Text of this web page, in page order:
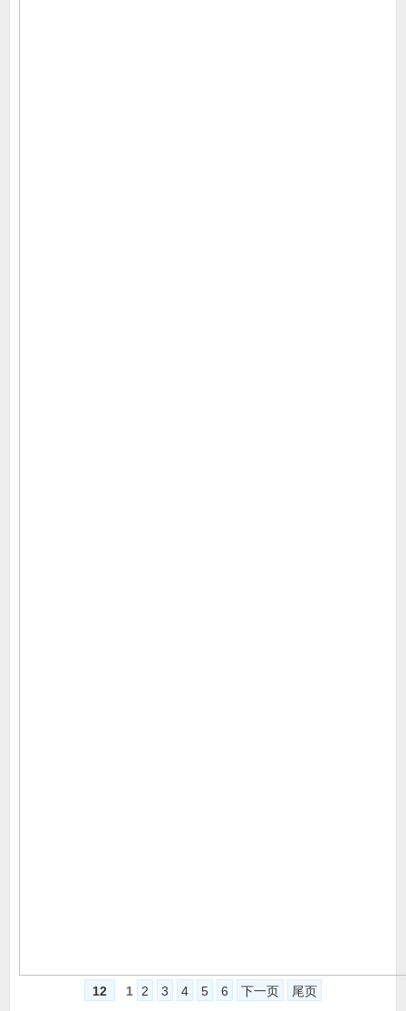
12 1 2 3 4 5 6 下一页 尾页